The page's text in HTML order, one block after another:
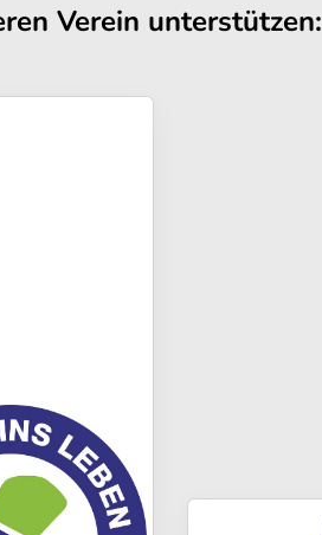
Verein unterstützen: